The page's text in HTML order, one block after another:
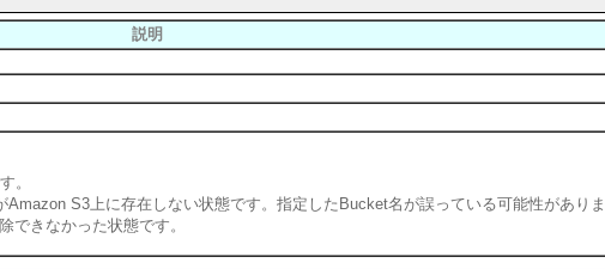
説明
。
Amazon S3上に存在しない状態です。指定したBucket名が誤っている可能性があり
できなかった状態です。